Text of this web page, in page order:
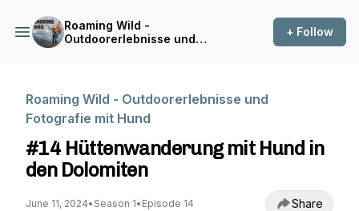
Roaming Wild -
Outdoorerlebnisse und
+ Follow
Roaming Wild - Outdoorerlebnisse und
Fotografie mit Hund
#14 Hüttenwanderung mit Hund in
den Dolomiten
June 11, 2024• Season 1• Episode 14 Share